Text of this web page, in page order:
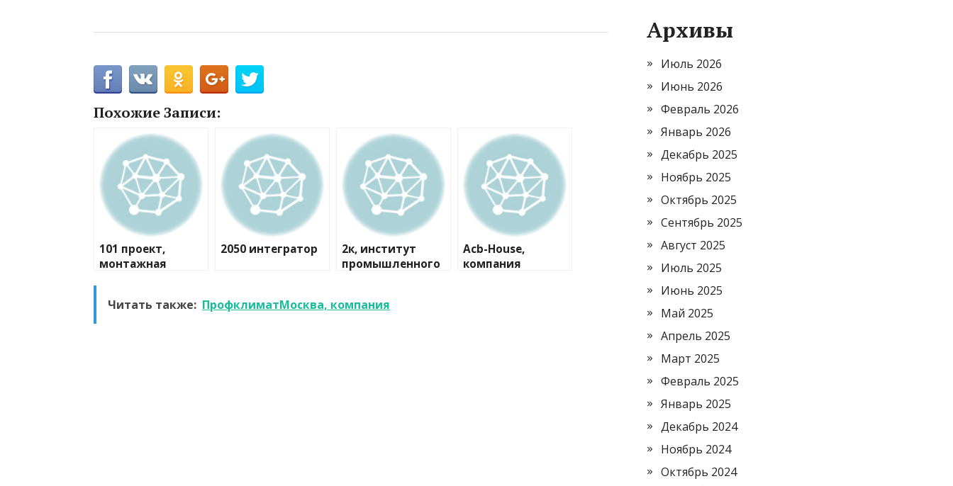
Похожие Записи:
101 проект,
монтажная
2050 интегратор
2к, институт
промышленного
Acb-House,
компания
Читать также: ПрофклиматМосква, компания
Архивы
Июль 2026
Июнь 2026
Февраль 2026
Январь 2026
Декабрь 2025
Ноябрь 2025
Октябрь 2025
Сентябрь 2025
Август 2025
Июль 2025
Июнь 2025
Май 2025
Апрель 2025
Март 2025
Февраль 2025
Январь 2025
Декабрь 2024
Ноябрь 2024
Октябрь 2024